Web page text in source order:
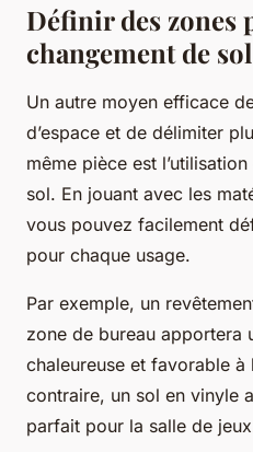
Définir des zones
changement de sol
Un autre moyen efficace
d’espace et de délimiter
même pièce est
sol. En jouant avec les
vous pouvez facilement
pour chaque usage.
Par exemple, un
zone de bureau apportera
chaleureuse et favorable
contraire, un sol en vinyle
parfait pour la salle de